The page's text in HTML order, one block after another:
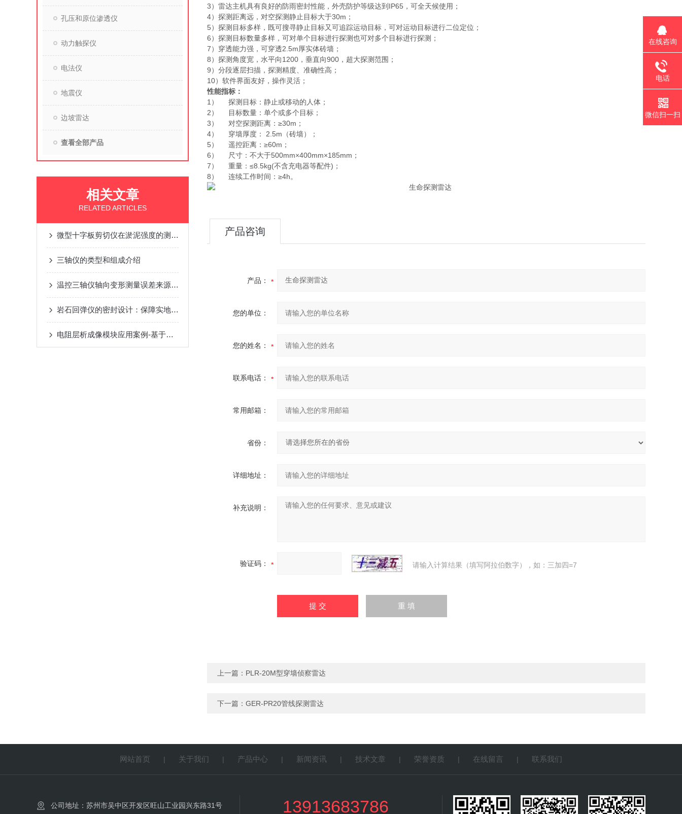
孔压和原位渗透仪
动力触探仪
电法仪
地震仪
边坡雷达
查看全部产品
相关文章
RELATED ARTICLES
微型十字板剪切仪在淤泥强度的测定时所用方法的建议
三轴仪的类型和组成介绍
温控三轴仪轴向变形测量误差来源与控制方法
岩石回弹仪的密封设计：保障实地测量的使用寿命
电阻层析成像模块应用案例-基于电阻率层析成像的三维旋喷灌注加固形态监测
3）雷达主机具有良好的防雨密封性能，外壳防护等级达到IP65，可全天候使用；
4）探测距离远，对空探测静止目标大于30m；
5）探测目标多样，既可搜寻静止目标又可追踪运动目标，可对运动目标进行二位定位；
6）探测目标数量多样，可对单个目标进行探测也可对多个目标进行探测；
7）穿透能力强，可穿透2.5m厚实体砖墙；
8）探测角度宽，水平向1200，垂直向900，超大探测范围；
9）分段逐层扫描，探测精度、准确性高；
10）软件界面友好，操作灵活；
性能指标：
1） 探测目标：静止或移动的人体；
2） 目标数量：单个或多个目标；
3） 对空探测距离：≥30m；
4） 穿墙厚度： 2.5m（砖墙）；
5） 遥控距离：≥60m；
6） 尺寸：不大于500mm×400mm×185mm；
7） 重量：≤8.5kg(不含充电器等配件)；
8） 连续工作时间：≥4h。
产品咨询
产品：
您的单位：
您的姓名：
联系电话：
常用邮箱：
省份：
详细地址：
补充说明：
验证码： 请输入计算结果（填写阿拉伯数字），如：三加四=7
上一篇： PLR-20M型穿墙侦察雷达
下一篇： GER-PR20管线探测雷达
网站首页 | 关于我们 | 产品中心 | 新闻资讯 | 技术文章 | 荣誉资质 | 在线留言 | 联系我们
公司地址：苏州市吴中区开发区旺山工业园兴东路31号 13913683786
在线咨询
电话
微信扫一扫